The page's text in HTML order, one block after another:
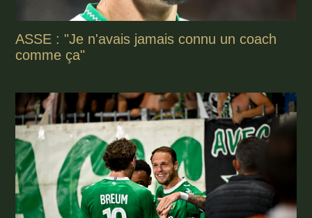
ASSE : "Je n'avais jamais connu un coach
comme ça"